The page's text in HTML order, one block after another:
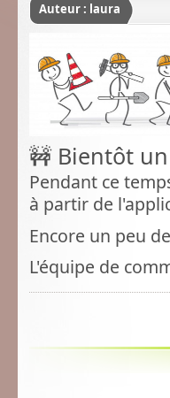
Auteur : laura
🚧 Bientôt
Pendant ce
à partir de
Encore un peu
L'équipe de